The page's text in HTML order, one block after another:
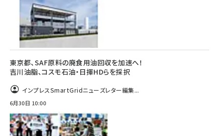
東京都、SAF原料の廃食用油回収を加速へ！
吉川油脂、コスモ石油・日揮HDらを採択
インプレスSmartGridニューズレター編集...
6月30日 10:00